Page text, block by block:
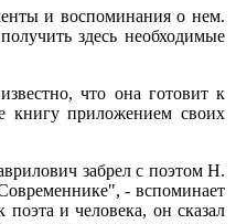
и воспоминания о нем.
здесь необходимые
что она готовит к
книгу приложением своих
забрел с поэтом Н.
- вспоминает
и человека, он сказал